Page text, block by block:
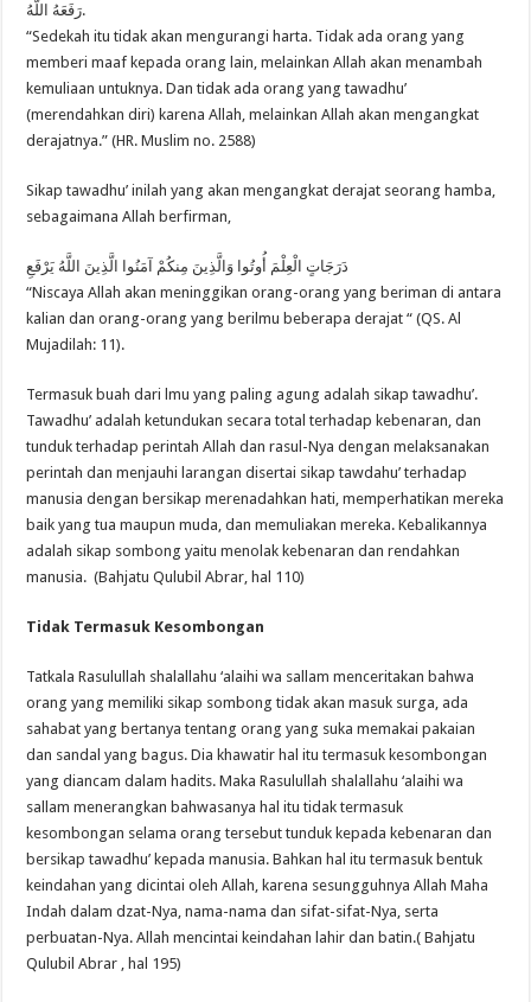
رَفَعَهُ اللَّهُ.
“Sedekah itu tidak akan mengurangi harta. Tidak ada orang yang
memberi maaf kepada orang lain, melainkan Allah akan menambah
kemuliaan untuknya. Dan tidak ada orang yang tawadhu’
(merendahkan diri) karena Allah, melainkan Allah akan mengangkat
derajatnya.” (HR. Muslim no. 2588)
Sikap tawadhu’ inilah yang akan mengangkat derajat seorang hamba,
sebagaimana Allah berfirman,
دَرَجَاتٍ الْعِلْمَ أُوتُوا وَالَّذِينَ مِنكُمْ آمَنُوا الَّذِينَ اللَّهُ يَرْفَعِ
“Niscaya Allah akan meninggikan orang-orang yang beriman di antara
kalian dan orang-orang yang berilmu beberapa derajat “ (QS. Al
Mujadilah: 11).
Termasuk buah dari lmu yang paling agung adalah sikap tawadhu’.
Tawadhu’ adalah ketundukan secara total terhadap kebenaran, dan
tunduk terhadap perintah Allah dan rasul-Nya dengan melaksanakan
perintah dan menjauhi larangan disertai sikap tawdahu’ terhadap
manusia dengan bersikap merenadahkan hati, memperhatikan mereka
baik yang tua maupun muda, dan memuliakan mereka. Kebalikannya
adalah sikap sombong yaitu menolak kebenaran dan rendahkan
manusia. (Bahjatu Qulubil Abrar, hal 110)
Tidak Termasuk Kesombongan
Tatkala Rasulullah shalallahu ‘alaihi wa sallam menceritakan bahwa
orang yang memiliki sikap sombong tidak akan masuk surga, ada
sahabat yang bertanya tentang orang yang suka memakai pakaian
dan sandal yang bagus. Dia khawatir hal itu termasuk kesombongan
yang diancam dalam hadits. Maka Rasulullah shalallahu ‘alaihi wa
sallam menerangkan bahwasanya hal itu tidak termasuk
kesombongan selama orang tersebut tunduk kepada kebenaran dan
bersikap tawadhu’ kepada manusia. Bahkan hal itu termasuk bentuk
keindahan yang dicintai oleh Allah, karena sesungguhnya Allah Maha
Indah dalam dzat-Nya, nama-nama dan sifat-sifat-Nya, serta
perbuatan-Nya. Allah mencintai keindahan lahir dan batin.( Bahjatu
Qulubil Abrar , hal 195)